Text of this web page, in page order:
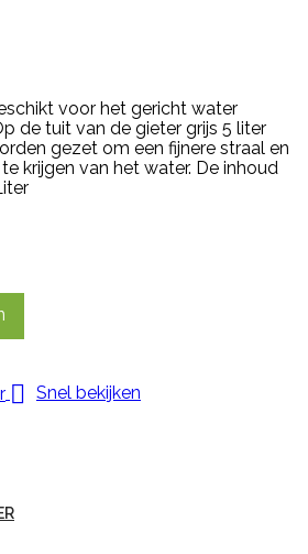
voor het gericht water
de tuit van de gieter grijs 5 liter
gezet om een fijnere straal en
krijgen van het water. De inhoud
 Snel bekijken